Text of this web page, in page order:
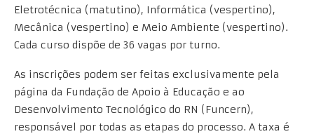
Eletrotécnica (matutino), Informática (vespertino),
Mecânica (vespertino) e Meio Ambiente (vespertino).
Cada curso dispõe de 36 vagas por turno.
As inscrições podem ser feitas exclusivamente pela
página da Fundação de Apoio à Educação e ao
Desenvolvimento Tecnológico do RN (Funcern),
responsável por todas as etapas do processo. A taxa é